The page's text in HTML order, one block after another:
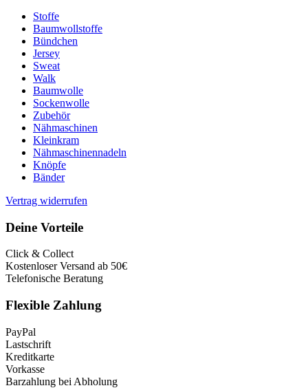
Stoffe
Baumwollstoffe
Bündchen
Jersey
Sweat
Walk
Baumwolle
Sockenwolle
Zubehör
Nähmaschinen
Kleinkram
Nähmaschinennadeln
Knöpfe
Bänder
Vertrag widerrufen
Deine Vorteile
Click & Collect
Kostenloser Versand ab 50€
Telefonische Beratung
Flexible Zahlung
PayPal
Lastschrift
Kreditkarte
Vorkasse
Barzahlung bei Abholung